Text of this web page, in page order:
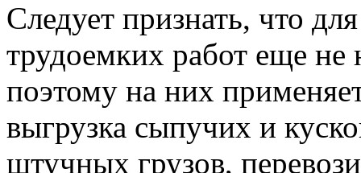
Следует признать, что
трудоемких работ еще
поэтому на них
выгрузка сыпучих и
штучных грузов,